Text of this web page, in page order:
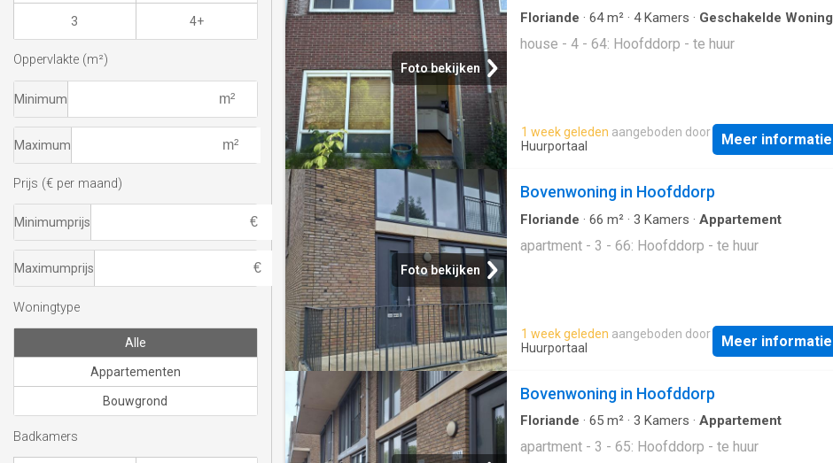
Foto bekijken
Floriande · 64m² · 4Kamers · Geschakelde Woning
house - 4 - 64: Hoofddorp - te huur
1 week geleden aangeboden door
Huurportaal
Meer informatie
Foto bekijken
Bovenwoning in Hoofddorp
Floriande · 66 m² · 3 Kamers · Appartement
apartment - 3 - 66: Hoofddorp - te huur
1 week geleden aangeboden door
Huurportaal
Meer informatie
Bovenwoning in Hoofddorp
Floriande · 65 m² · 3 Kamers · Appartement
apartment - 3 - 65: Hoofddorp - te huur
3 4+
Oppervlakte (m²)
Minimum
Maximum
Prijs (€ per maand)
Minimumprijs
Maximumprijs
Woningtype
Alle
Appartementen
Bouwgrond
Badkamers